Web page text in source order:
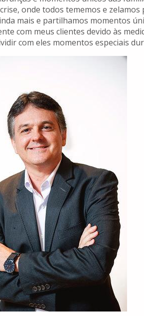
onde todos tememos e
mais e partilhamos momentos
com meus clientes devido às
com eles momentos especiais